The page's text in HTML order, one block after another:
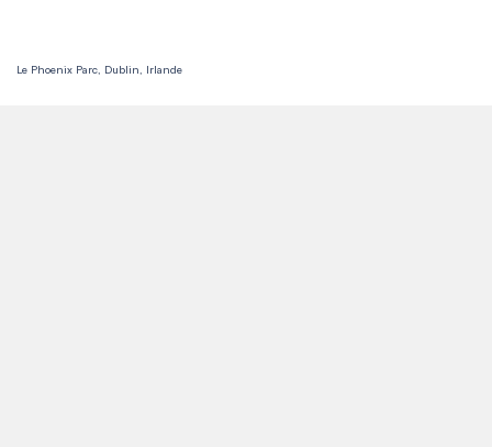
Le Phoenix Parc, Dublin, Irlande